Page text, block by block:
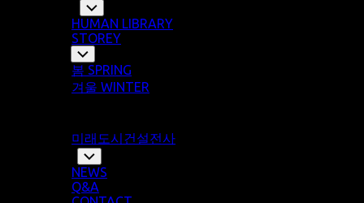
Toggle
Child
Menu
HUMAN LIBRARY
STOREY
Toggle
Child
Menu
봄 SPRING
겨울 WINTER
미래도시건설전사
Toggle
Child
Menu
NEWS
Q&A